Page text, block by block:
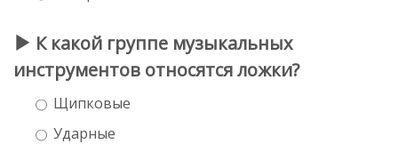
К какой группе музыкальных
инструментов относятся ложки?
Щипковые
Ударные